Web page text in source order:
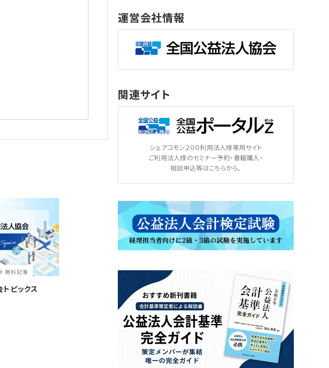
無料記事
ピックス
運営会社情報
関連サイト
シェアコモン２００利用法人様専用サイト
ご利用法人様のセミナー予約・書籍購入・
相談申込等はこちらから。